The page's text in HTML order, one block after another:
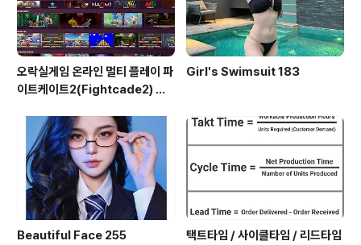
오락실게임 온라인 멀티 플레이 파
이트케이트2(Fightcade2) 설
Girl's Swimsuit 183
Beautiful Face 255
택트타임 / 사이클타임 / 리드타임